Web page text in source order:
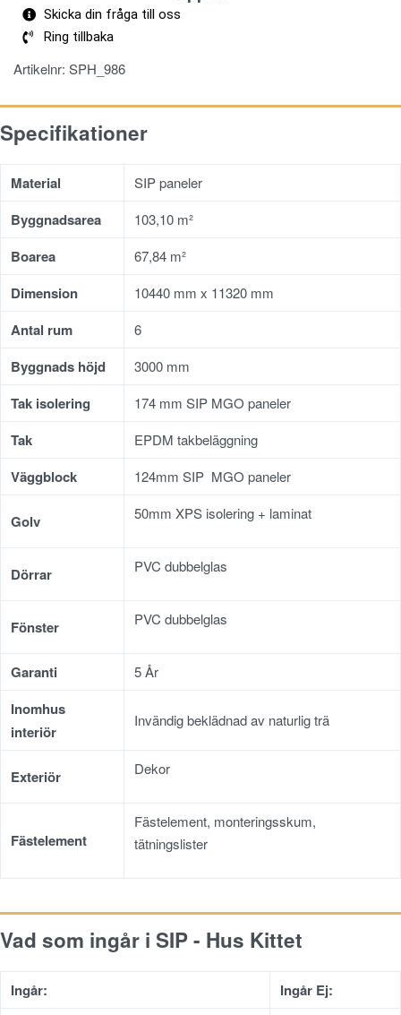
Skicka din fråga till oss
Ring tillbaka
Artikelnr: SPH_986
Specifikationer
Material SIP paneler
Byggnadsarea 103,10 m²
Boarea 67,84 m²
Dimension 10440 mm x 11320 mm
Antal rum 6
Byggnads höjd 3000 mm
Tak isolering 174 mm SIP MGO paneler
Tak EPDM takbeläggning
Väggblock 124mm SIP MGO paneler
Golv 50mm XPS isolering + laminat
Dörrar PVC dubbelglas
Fönster PVC dubbelglas
Garanti 5 År
Inomhus
interiör
Invändig beklädnad av naturlig trä
Exteriör Dekor
Fästelement
Fästelement, monteringsskum,
tätningslister
Vad som ingår i SIP - Hus Kittet
Ingår: Ingår Ej: